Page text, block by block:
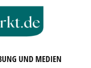
UND MEDIEN